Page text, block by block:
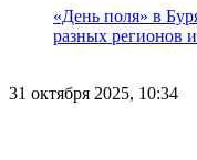
«День поля» в
разных регионов
31 октября 2025, 10:34